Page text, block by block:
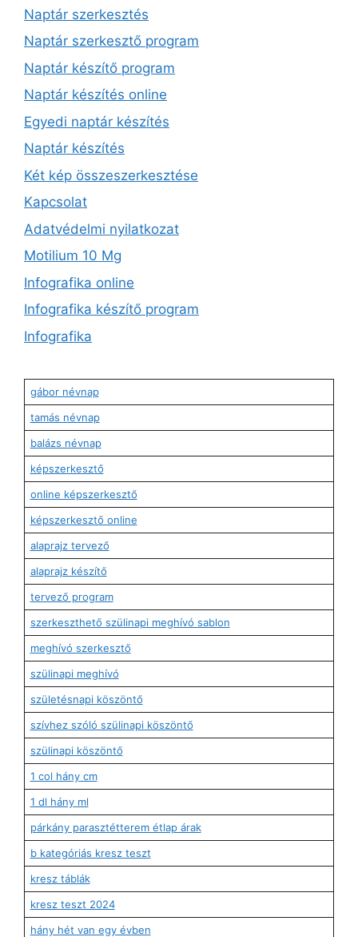
Naptár szerkesztés
Naptár szerkesztő program
Naptár készítő program
Naptár készítés online
Egyedi naptár készítés
Naptár készítés
Két kép összeszerkesztése
Kapcsolat
Adatvédelmi nyilatkozat
Motilium 10 Mg
Infografika online
Infografika készítő program
Infografika
gábor névnap
tamás névnap
balázs névnap
képszerkesztő
online képszerkesztő
képszerkesztő online
alaprajz tervező
alaprajz készítő
tervező program
szerkeszthető szülinapi meghívó sablon
meghívó szerkesztő
szülinapi meghívó
születésnapi köszöntő
szívhez szóló szülinapi köszöntő
szülinapi köszöntő
1 col hány cm
1 dl hány ml
párkány parasztétterem étlap árak
b kategóriás kresz teszt
kresz táblák
kresz teszt 2024
hány hét van egy évben